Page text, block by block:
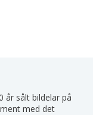
år sålt bildelar på
med det